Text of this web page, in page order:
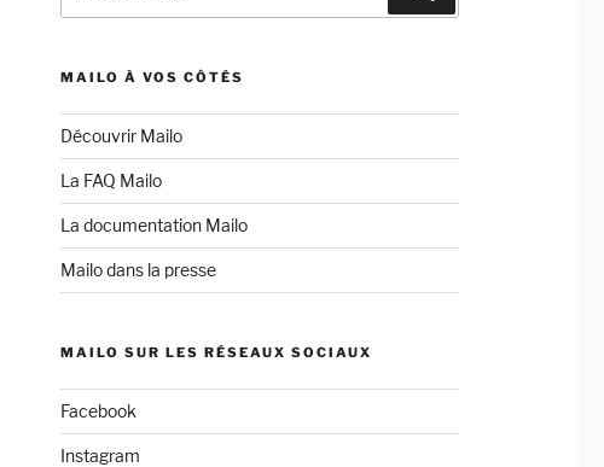
:
MAILO À VOS CÔTÉS
Découvrir Mailo
La FAQ Mailo
La documentation Mailo
Mailo dans la presse
MAILO SUR LES RÉSEAUX SOCIAUX
Facebook
Instagram